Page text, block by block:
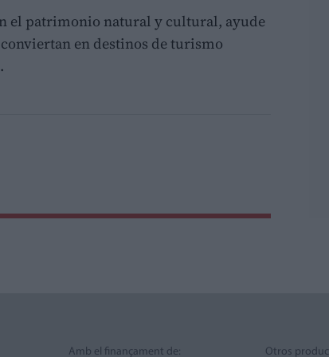
el patrimonio natural y cultural, ayude
conviertan en destinos de turismo
Amb el finançament de: Otros